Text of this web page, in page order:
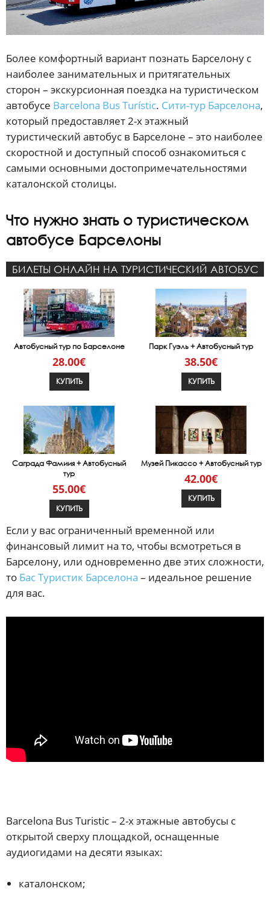
Более комфортный вариант познать Барселону с
наиболее занимательных и притягательных
сторон – экскурсионная поездка на туристическом
автобусе Barcelona Bus Turístic. Сити-тур Барселона,
который предоставляет 2-х этажный
туристический автобус в Барселоне – это наиболее
скоростной и доступный способ ознакомиться с
самыми основными достопримечательностями
каталонской столицы.
Что нужно знать о туристическом
автобусе Барселоны
БИЛЕТЫ ОНЛАЙН НА ТУРИСТИЧЕСКИЙ АВТОБУС
Автобусный тур по Барселоне
28.00€
КУПИТЬ
Парк Гуэль + Автобусный тур
38.50€
КУПИТЬ
Саграда Фамиия + Автобусный
тур
55.00€
КУПИТЬ
Музей Пикассо + Автобусный тур
42.00€
КУПИТЬ
Если у вас ограниченный временной или
финансовый лимит на то, чтобы всмотреться в
Барселону, или одновременно две этих сложности,
то Бас Туристик Барселона – идеальное решение
для вас.
Barcelona Bus Turistic – 2-х этажные автобусы с
открытой сверху площадкой, оснащенные
аудиогидами на десяти языках:
каталонском;